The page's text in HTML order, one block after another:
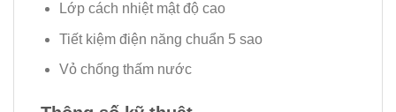
Lớp cách nhiệt mật độ cao
Tiết kiệm điện năng chuẩn 5 sao
Vỏ chống thấm nước